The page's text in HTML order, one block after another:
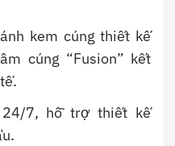
kem cúng thiết kế
cúng “Fusion” kết
24/7, hỗ trợ thiết kế